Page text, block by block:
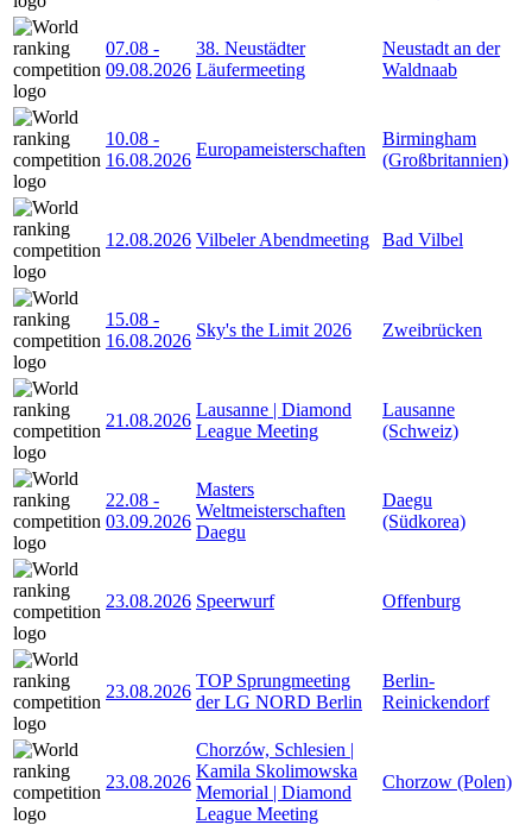
07.08 -
09.08.2026
38. Neustädter
Läufermeeting
Neustadt an der
Waldnaab
10.08 -
16.08.2026
Europameisterschaften
Birmingham
(Großbritannien)
12.08.2026 Vilbeler Abendmeeting Bad Vilbel
15.08 -
16.08.2026
Sky's the Limit 2026 Zweibrücken
21.08.2026
Lausanne | Diamond
League Meeting
Lausanne
(Schweiz)
22.08 -
03.09.2026
Masters
Weltmeisterschaften
Daegu
Daegu
(Südkorea)
23.08.2026 Speerwurf Offenburg
23.08.2026
TOP Sprungmeeting
der LG NORD Berlin
Berlin-
Reinickendorf
23.08.2026
Chorzów, Schlesien |
Kamila Skolimowska
Memorial | Diamond
League Meeting
Chorzow (Polen)